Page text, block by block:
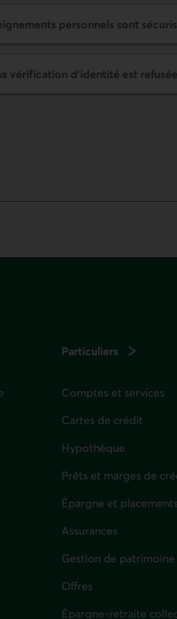
personnels sont
vérification d’identité est
Particuliers
Comptes et services
Cartes de crédit
Hypothèque
Prêts et marges de
Épargne et placements
Assurances
Gestion de patrimoine
Offres
Épargne-retraite